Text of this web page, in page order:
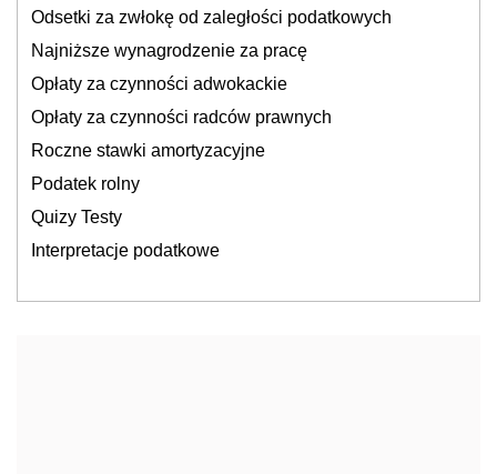
Odsetki za zwłokę od zaległości podatkowych
Najniższe wynagrodzenie za pracę
Opłaty za czynności adwokackie
Opłaty za czynności radców prawnych
Roczne stawki amortyzacyjne
Podatek rolny
Quizy Testy
Interpretacje podatkowe